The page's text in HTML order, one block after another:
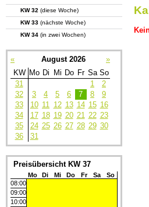
KW 32 (diese Woche)
KW 33 (nächste Woche)
KW 34 (in zwei Wochen)
« August 2026
»
KW Mo Di Mi Do Fr Sa So
31
1
2
32
3 4 5 6 7 8
9
33
10 11 12 13 14 15 16
34
17 18 19 20 21 22 23
35
24 25 26 27 28 29 30
36
31
Preisübersicht KW 37
Mo Di Mi Do Fr Sa
So
08:00
09:00
10:00